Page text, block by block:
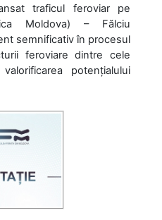
traficul feroviar pe
Moldova) – Fălciu
semnificativ în procesul
feroviare dintre cele
potențialului